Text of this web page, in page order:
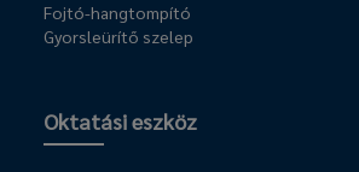
Fojtó-hangtompító
Gyorsleürítő szelep
Oktatási eszköz